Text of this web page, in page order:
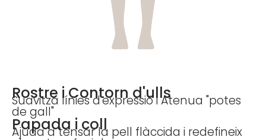
Rostre i Contorn d'ulls
Suavitza línies d'expressió i Atenua "potes
de gall"
Papada i coll
Ajuda a tensar la pell flàccida i redefineix